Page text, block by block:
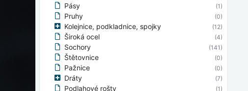
Pásy (1)
Pruhy (0)
Kolejnice, podkladnice, spojky (12)
Široká ocel (4)
Sochory (141)
Štětovnice (0)
Pažnice (0)
Dráty (7)
Podlahové rošty (1)